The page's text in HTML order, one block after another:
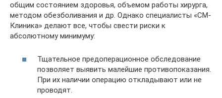
общим состоянием здоровья, объемом работы хирурга,
методом обезболивания и др. Однако специалисты «СМ-
Клиника» делают все, чтобы свести риски к
абсолютному минимуму:
Тщательное предоперационное обследование
позволяет выявить малейшие противопоказания.
При их наличии операцию откладывают или не
проводят.